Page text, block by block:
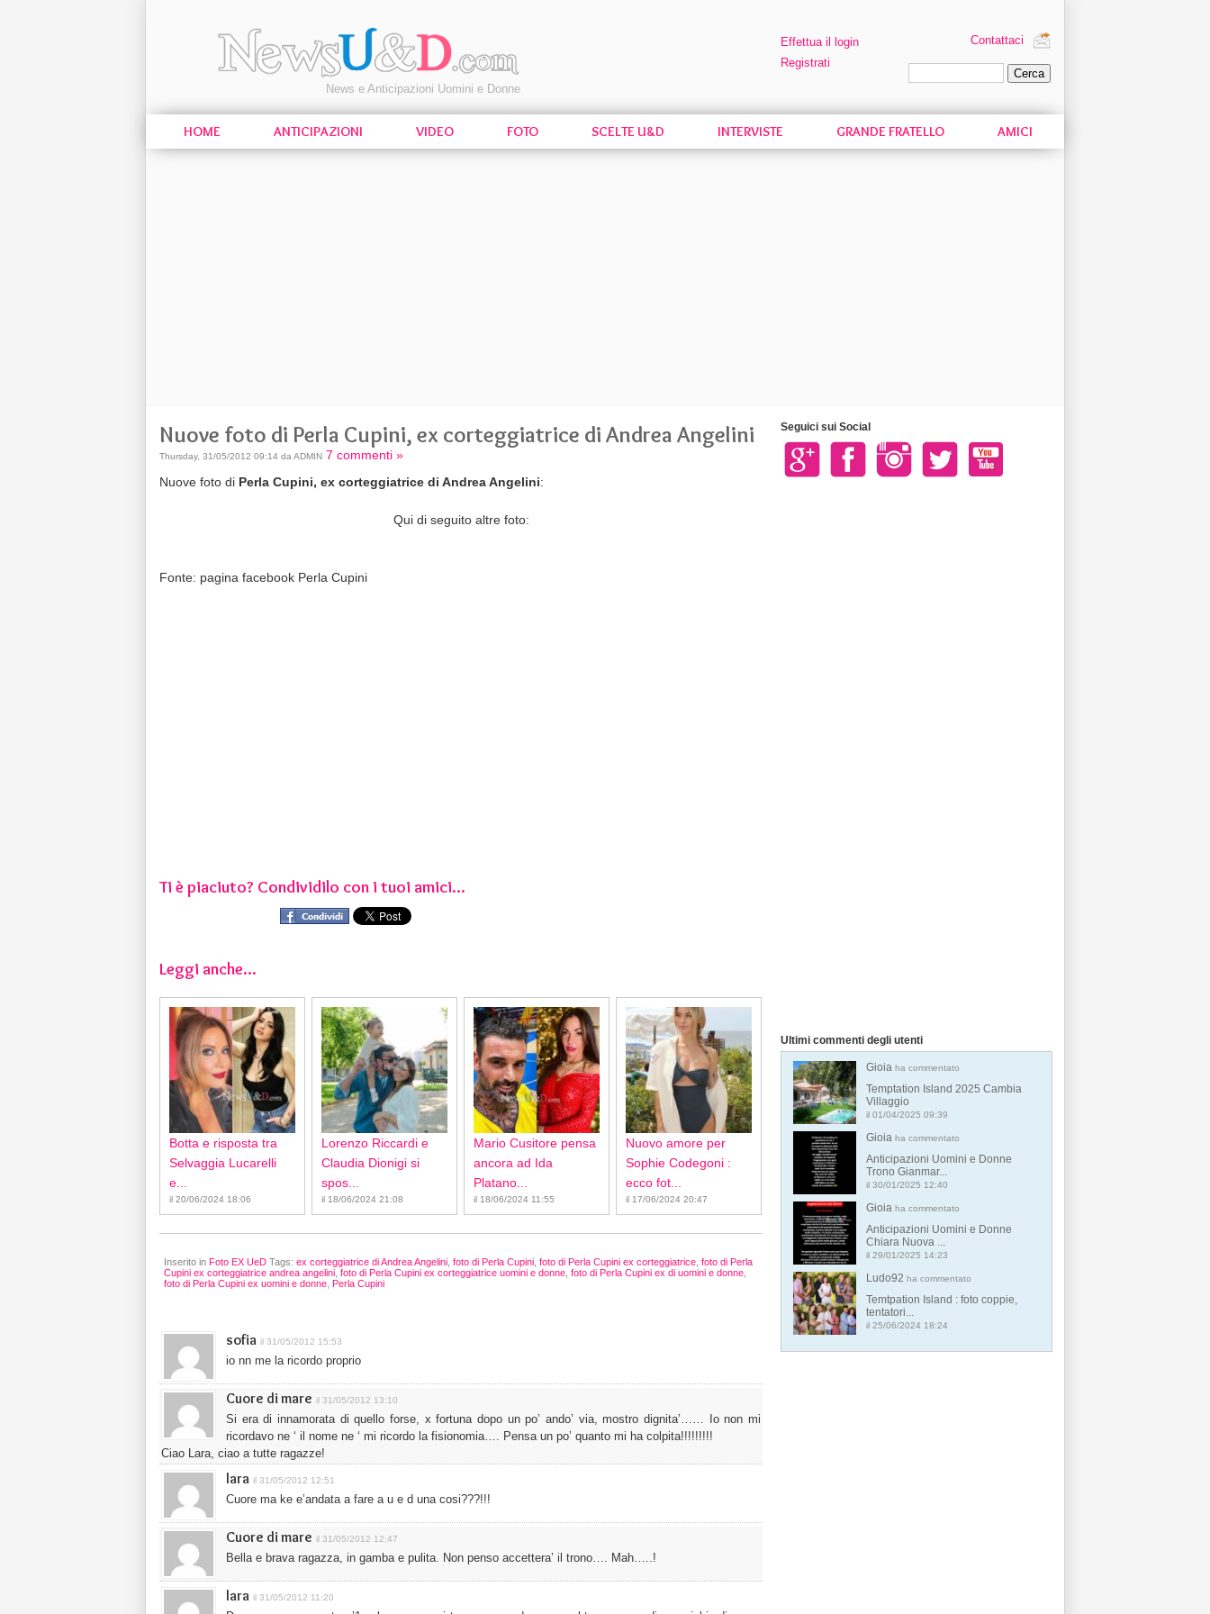
News e Anticipazioni Uomini e Donne
Effettua il login
Registrati
Contattaci
HOME ANTICIPAZIONI VIDEO FOTO SCELTE U&D INTERVISTE GRANDE FRATELLO AMICI
Nuove foto di Perla Cupini, ex corteggiatrice di Andrea Angelini
Thursday, 31/05/2012 09:14 da ADMIN 7 commenti »
Nuove foto di Perla Cupini, ex corteggiatrice di Andrea Angelini:
Qui di seguito altre foto:
Fonte: pagina facebook Perla Cupini
Ti è piaciuto? Condividilo con i tuoi amici...
Leggi anche...
Botta e risposta tra
Selvaggia Lucarelli
e...
il 20/06/2024 18:06
Lorenzo Riccardi e
Claudia Dionigi si
spos...
il 18/06/2024 21:08
Mario Cusitore pensa
ancora ad Ida
Platano...
il 18/06/2024 11:55
Nuovo amore per
Sophie Codegoni :
ecco fot...
il 17/06/2024 20:47
Inserito in Foto EX UeD Tags: ex corteggiatrice di Andrea Angelini foto di Perla Cupini foto di Perla Cupini ex corteggiatrice foto di Perla
Cupini ex corteggiatrice andrea angelini foto di Perla Cupini ex corteggiatrice uomini e donne foto di Perla Cupini ex di uomini e donne
foto di Perla Cupini ex uomini e donne Perla Cupini
sofia il 31/05/2012 15:53
io nn me la ricordo proprio
Cuore di mare il 31/05/2012 13:10
Si era di innamorata di quello forse, x fortuna dopo un po’ ando’ via, mostro dignita’…… Io non mi
ricordavo ne ‘ il nome ne ‘ mi ricordo la fisionomia…. Pensa un po’ quanto mi ha colpita!!!!!!!!!
Ciao Lara, ciao a tutte ragazze!
lara il 31/05/2012 12:51
Cuore ma ke e’andata a fare a u e d una cosi???!!!
Cuore di mare il 31/05/2012 12:47
Bella e brava ragazza, in gamba e pulita. Non penso accettera’ il trono…. Mah…..!
lara il 31/05/2012 11:20
Seguici sui Social
Ultimi commenti degli utenti
Gioia ha commentato
Temptation Island 2025 Cambia
Villaggio
il 01/04/2025 09:39
Gioia ha commentato
Anticipazioni Uomini e Donne
Trono Gianmar...
il 30/01/2025 12:40
Gioia ha commentato
Anticipazioni Uomini e Donne
Chiara Nuova ...
il 29/01/2025 14:23
Ludo92 ha commentato
Temtpation Island : foto coppie,
tentatori...
il 25/06/2024 18:24